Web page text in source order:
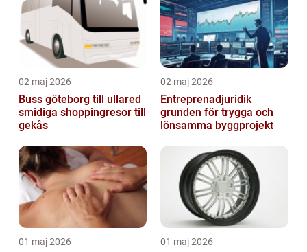
02 maj 2026
Buss göteborg till ullared
smidiga shoppingresor till
gekås
02 maj 2026
Entreprenadjuridik
grunden för trygga och
lönsamma byggprojekt
01 maj 2026 01 maj 2026